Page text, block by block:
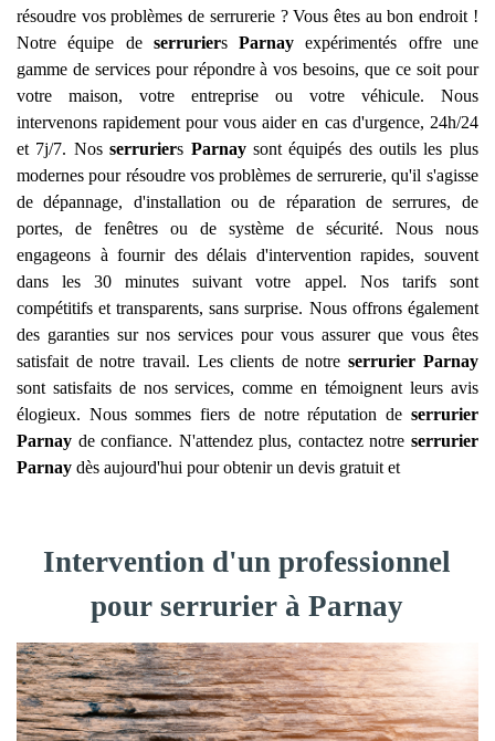
résoudre vos problèmes de serrurerie ? Vous êtes au bon endroit !
Notre équipe de serruriers Parnay expérimentés offre une
gamme de services pour répondre à vos besoins, que ce soit pour
votre maison, votre entreprise ou votre véhicule. Nous
intervenons rapidement pour vous aider en cas d'urgence, 24h/24
et 7j/7. Nosserruriers Parnaysont équipés des outils les plus
modernes pour résoudre vos problèmes de serrurerie, qu'il s'agisse
de dépannage, d'installation ou de réparation de serrures, de
portes, de fenêtres ou de système de sécurité. Nous nous
engageons à fournir des délais d'intervention rapides, souvent
dans les 30 minutes suivant votre appel. Nos tarifs sont
compétitifs et transparents, sans surprise. Nous offrons également
des garanties sur nos services pour vous assurer que vous êtes
satisfait de notre travail. Les clients de notreserrurier Parnay
sont satisfaits de nos services, comme en témoignent leurs avis
élogieux. Nous sommes fiers de notre réputation de serrurier
Parnay de confiance. N'attendez plus, contactez notre serrurier
Parnay dès aujourd'hui pour obtenir un devis gratuit et
Intervention d'un professionnel
pour serrurier à Parnay